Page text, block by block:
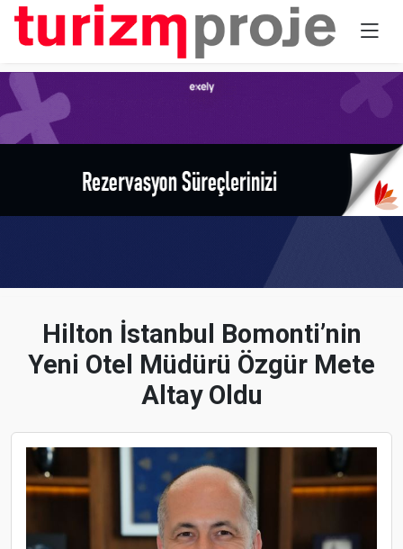
Hilton İstanbul Bomonti’nin
Yeni Otel Müdürü Özgür Mete
Altay Oldu